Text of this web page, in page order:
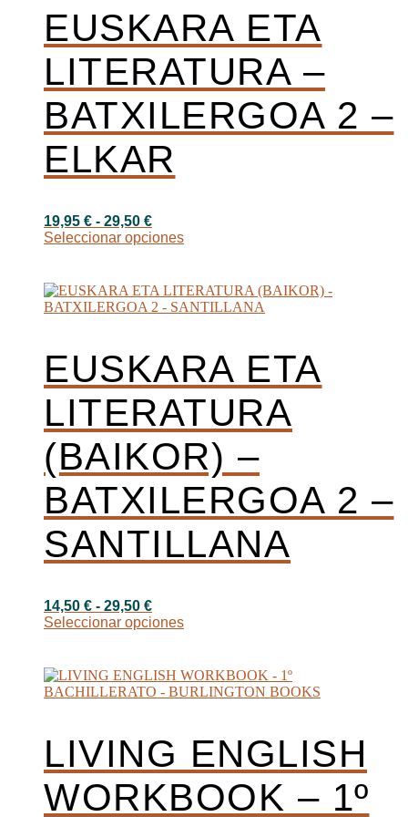
pueden
elegir
en
página
de
producto
EUSKARA ETA
LITERATURA –
BATXILERGOA 2 –
ELKAR
19,95 € - 29,50 €Rango
de
19,95 €
hasta
29,50 €
Seleccionar opcionesEste
múltiples
variantes.
Las
pueden
elegir
en
página
de
producto
EUSKARA ETA
LITERATURA
(BAIKOR) –
BATXILERGOA 2 –
SANTILLANA
14,50 € - 29,50 €Rango
de
14,50 €
hasta
29,50 €
Seleccionar opcionesEste
múltiples
variantes.
Las
pueden
elegir
en
la
LIVING ENGLISH
WORKBOOK – 1º